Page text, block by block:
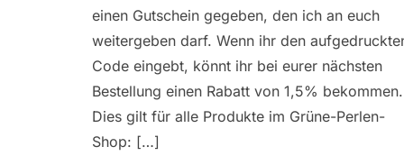
einen Gutschein gegeben, den ich an euch
weitergeben darf. Wenn ihr den
Code eingebt, könnt ihr bei eurer nächsten
Bestellung einen Rabatt von 1,5% bekommen.
Dies gilt für alle Produkte im Grüne-Perlen-
Shop: […]